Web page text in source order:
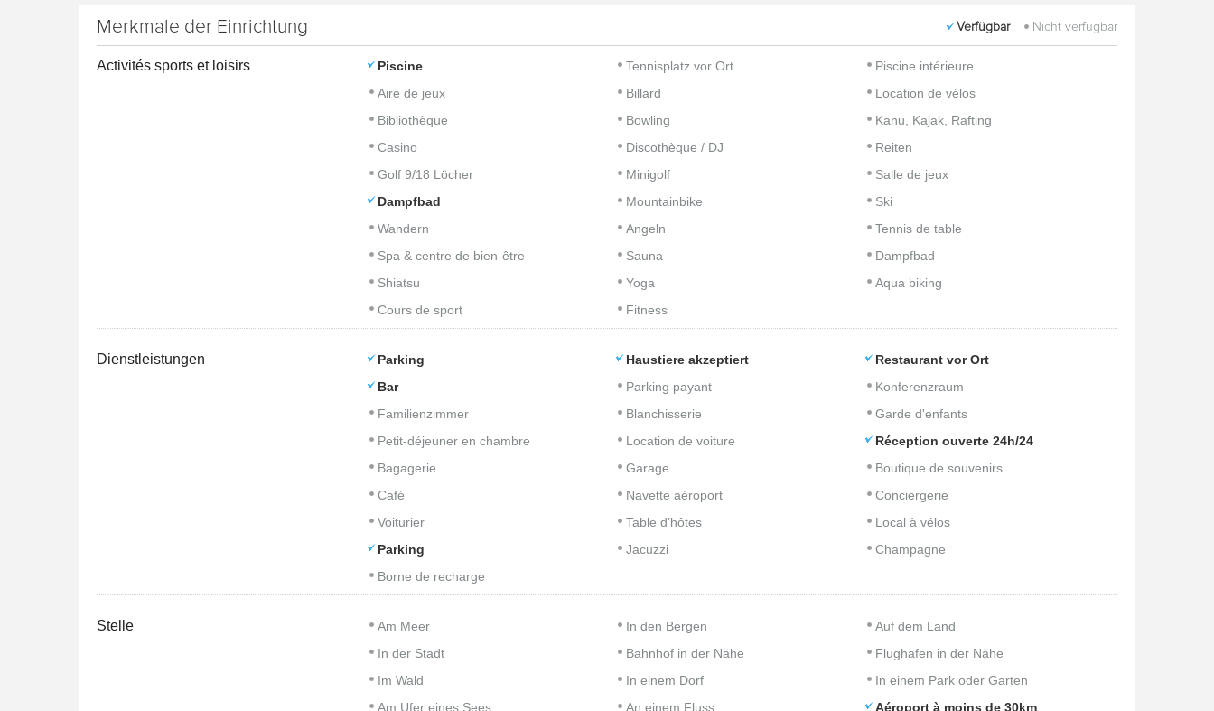
Merkmale der Einrichtung Verfügbar Nicht verfügbar
Activités sports et loisirs Piscine Tennisplatz vor Ort
Piscine intérieure
Aire de jeux
Billard
Location de vélos
Bibliothèque
Bowling
Kanu, Kajak, Rafting
Casino
Discothèque / DJ
Reiten
Golf 9/18 Löcher
Minigolf
Salle de jeux
Dampfbad
Mountainbike
Ski
Wandern
Angeln
Tennis de table
Spa & centre de bien-être
Sauna
Dampfbad
Shiatsu
Yoga
Aqua biking
Cours de sport
Fitness
Dienstleistungen Parking Haustiere akzeptiert
Restaurant vor Ort
Bar
Parking payant
Konferenzraum
Familienzimmer
Blanchisserie
Garde d'enfants
Petit-déjeuner en chambre
Location de voiture
Réception ouverte 24h/24
Bagagerie
Garage
Boutique de souvenirs
Café
Navette aéroport
Conciergerie
Voiturier
Table d’hôtes
Local à vélos
Parking
Jacuzzi
Champagne
Borne de recharge
Stelle Am Meer In den Bergen
Auf dem Land
In der Stadt
Bahnhof in der Nähe
Flughafen in der Nähe
Im Wald
In einem Dorf
In einem Park oder Garten
Am Ufer eines Sees
An einem Fluss Aéroport à moins de 30km